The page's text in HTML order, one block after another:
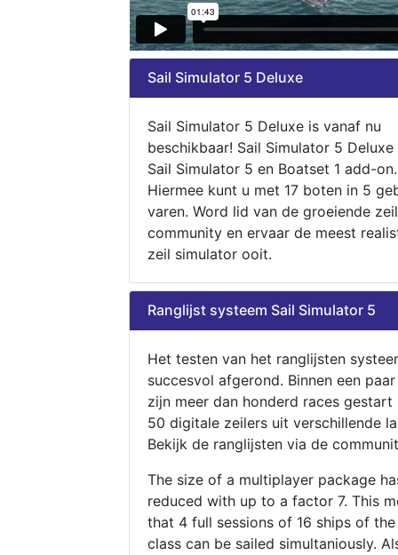
Sail Simulator 5 Deluxe
Sail Simulator 5 Deluxe is vanaf nu
beschikbaar! Sail Simulator 5
Sail Simulator 5 en Boatset 1 add-on.
Hiermee kunt u met 17 boten in 5
varen. Word lid van de groeiende zeil
community en ervaar de meest
zeil simulator ooit.
Ranglijst systeem Sail Simulator 5
Het testen van het ranglijsten
succesvol afgerond. Binnen een
zijn meer dan honderd races gestart
50 digitale zeilers uit verschillende
Bekijk de ranglijsten via de
The size of a multiplayer package
reduced with up to a factor 7. This
that 4 full sessions of 16 ships of
class can be sailed simultaniously.